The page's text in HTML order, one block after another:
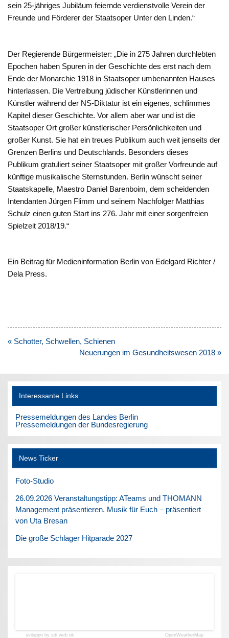
sein 25-jähriges Jubiläum feiernde verdienstvolle Verein der
Freunde und Förderer der Staatsoper Unter den Linden.“
Der Regierende Bürgermeister: „Die in 275 Jahren durchlebten
Epochen haben Spuren in der Geschichte des erst nach dem
Ende der Monarchie 1918 in Staatsoper umbenannten Hauses
hinterlassen. Die Vertreibung jüdischer Künstlerinnen und
Künstler während der NS-Diktatur ist ein eigenes, schlimmes
Kapitel dieser Geschichte. Vor allem aber war und ist die
Staatsoper Ort großer künstlerischer Persönlichkeiten und
großer Kunst. Sie hat ein treues Publikum auch weit jenseits der
Grenzen Berlins und Deutschlands. Besonders dieses
Publikum gratuliert seiner Staatsoper mit großer Vorfreunde auf
künftige musikalische Sternstunden. Berlin wünscht seiner
Staatskapelle, Maestro Daniel Barenboim, dem scheidenden
Intendanten Jürgen Flimm und seinem Nachfolger Matthias
Schulz einen guten Start ins 276. Jahr mit einer sorgenfreien
Spielzeit 2018/19.“
Ein Beitrag für Medieninformation Berlin von Edelgard Richter /
Dela Press.
Beitragsnavigation
« Schotter, Schwellen, Schienen
Neuerungen im Gesundheitswesen 2018 »
Interessante Links
Pressemeldungen des Landes Berlin
Pressemeldungen der Bundesregierung
News Ticker
Foto-Studio
26.09.2026 Veranstaltungstipp: ATeams und THOMANN
Management präsentieren. Musik für Euch – präsentiert
von Uta Bresan
Die große Schlager Hitparade 2027
sviluppo by siti web ok OpenWeatherMap